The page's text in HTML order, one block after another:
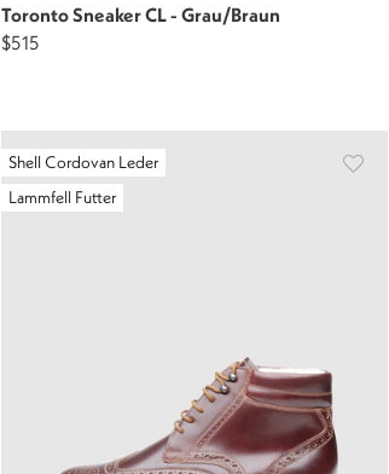
Toronto Sneaker CL - Grau/Braun
$515
Shell Cordovan Leder
Lammfell Futter